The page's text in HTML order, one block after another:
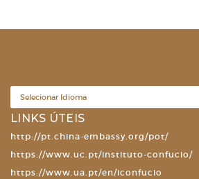
LINKS ÚTEIS
http://pt.china-embassy.org/pot/
https://www.uc.pt/instituto-confucio/
https://www.ua.pt/en/iconfucio